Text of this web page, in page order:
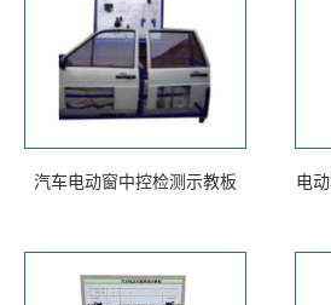
汽车电动窗中控检测示教板
电